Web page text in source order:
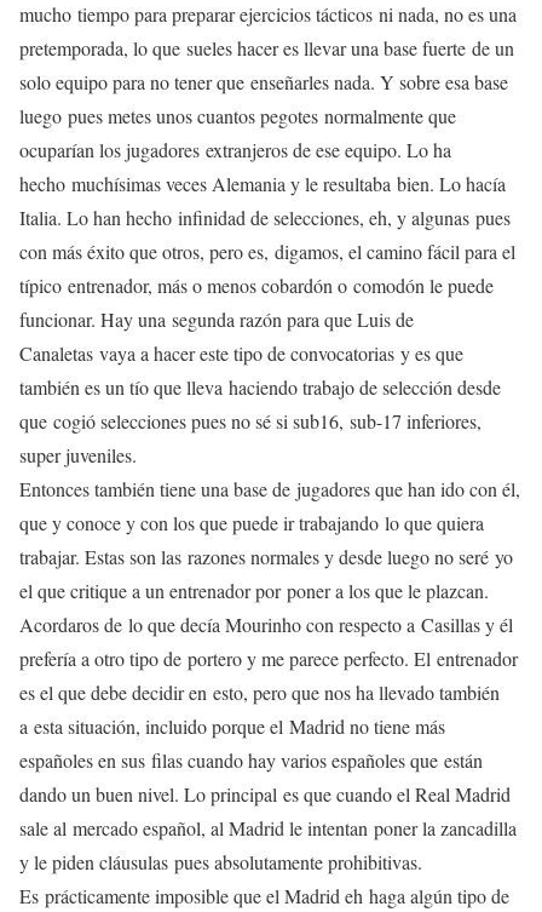
mucho tiempo para preparar ejercicios tácticos ni nada, no es una
pretemporada, lo que sueles hacer es llevar una base fuerte de un
solo equipo para no tener que enseñarles nada. Y sobre esa base
luego pues metes unos cuantos pegotes normalmente que
ocuparían los jugadores extranjeros de ese equipo. Lo ha
hecho muchísimas veces Alemania y le resultaba bien. Lo hacía
Italia. Lo han hecho infinidad de selecciones, eh, y algunas pues
con más éxito que otros, pero es, digamos, el camino fácil para el
típico entrenador, más o menos cobardón o comodón le puede
funcionar. Hay una segunda razón para que Luis de
Canaletas vaya a hacer este tipo de convocatorias y es que
también es un tío que lleva haciendo trabajo de selección desde
que cogió selecciones pues no sé si sub16, sub-17 inferiores,
super juveniles.
Entonces también tiene una base de jugadores que han ido con él,
que yconoce y con los que puede ir trabajando lo que quiera
trabajar. Estas son las razones normales y desde luego no seré yo
el que critique a un entrenador porponer a los que le plazcan.
Acordaros de lo que decía Mourinho con respecto a Casillas y él
prefería a otro tipo de portero y me parece perfecto. El entrenador
es el que debe decidir en esto, pero que nos ha llevado también
a esta situación, incluido porque el Madrid no tiene más
españoles en sus filas cuando hay varios españoles que están
dando un buen nivel. Lo principal es que cuando el Real Madrid
sale al mercado español, al Madrid le intentan poner la zancadilla
y le piden cláusulas pues absolutamente prohibitivas.
Es prácticamente imposible que el Madrid eh haga algún tipo de